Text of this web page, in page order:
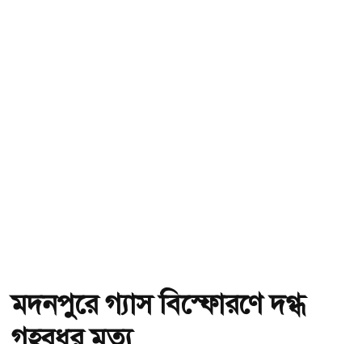
মদনপুরে গ্যাস বিস্ফোরণে দগ্ধ